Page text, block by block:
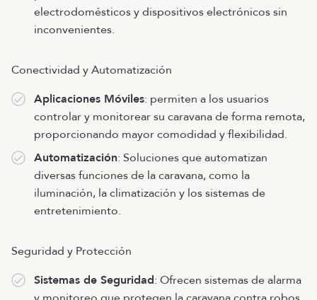
electrodomésticos y dispositivos electrónicos sin
inconvenientes.
Conectividad y Automatización
Aplicaciones Móviles: permiten a los usuarios
controlar y monitorear su caravana de forma remota,
proporcionando mayor comodidad y flexibilidad.
Automatización: Soluciones que automatizan
diversas funciones de la caravana, como la
iluminación, la climatización y los sistemas de
entretenimiento.
Seguridad y Protección
Sistemas de Seguridad: Ofrecen sistemas de alarma